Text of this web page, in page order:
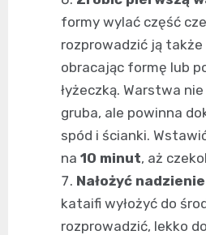
formy wylać część
rozprowadzić ją także
obracając formę lub
łyżeczką. Warstwa
gruba, ale powinna
spód i ścianki.
na 10 minut, aż
Nałożyć
kataifi wyłożyć do
rozprowadzić, lekko